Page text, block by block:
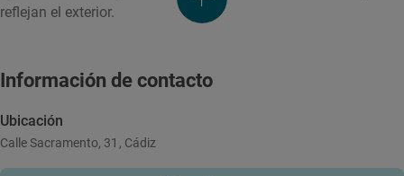
reflejan el exterior.
Información de contacto
Ubicación
Calle Sacramento, 31, Cádiz